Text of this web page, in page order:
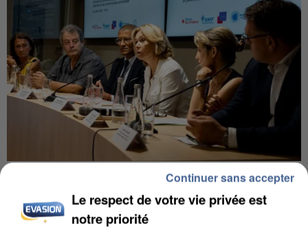
INCENDIES : L’ÎLE-DE-FRANCE LANCE UN ÉLAN
Le respect de votre vie privée est
notre priorité
Continuer sans accepter